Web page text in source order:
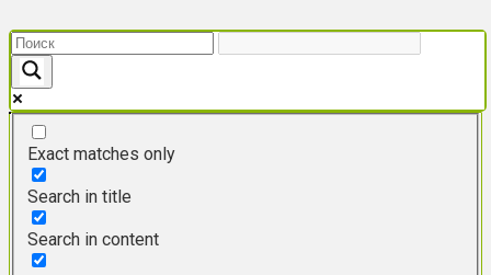
к
контенту
Exact matches only
Search in title
Search in content